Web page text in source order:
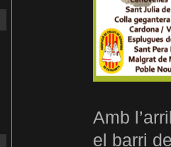
Amb
el barri